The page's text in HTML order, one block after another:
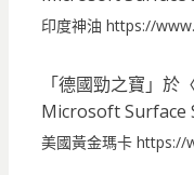
印度神油 https://
「德國勁之寶 」於
Microsoft Surface
美國黃金瑪卡 https://